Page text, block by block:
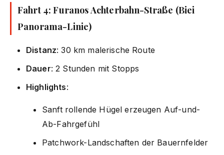
Fahrt 4: Furanos Achterbahn-Straße (Biei
Panorama-Linie)
Distanz: 30 km malerische Route
Dauer: 2 Stunden mit Stopps
Highlights:
Sanft rollende Hügel erzeugen Auf-und-
Ab-Fahrgefühl
Patchwork-Landschaften der Bauernfelder